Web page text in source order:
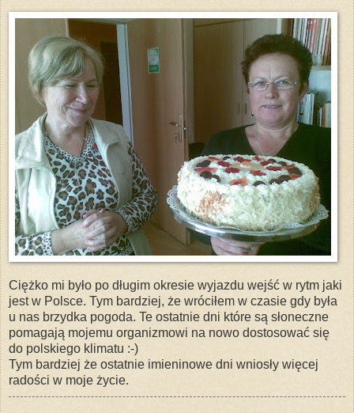
Ciężko mi było po długim okresie wyjazdu wejść w rytm jaki
jest w Polsce. Tym bardziej, że wróciłem w czasie gdy była
u nas brzydka pogoda. Te ostatnie dni które są słoneczne
pomagają mojemu organizmowi na nowo dostosować się
do polskiego klimatu :-)
Tym bardziej że ostatnie imieninowe dni wniosły więcej
radości w moje życie.